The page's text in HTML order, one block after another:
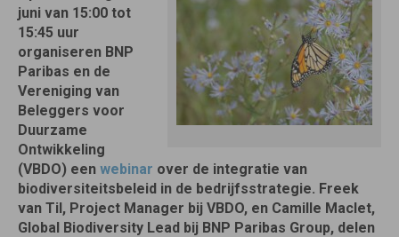
juni van 15:00 tot
15:45 uur
organiseren BNP
Paribas en de
Vereniging van
Beleggers voor
Duurzame
Ontwikkeling
(VBDO) een webinar over de integratie van
biodiversiteitsbeleid in de bedrijfsstrategie. Freek
van Til, Project Manager bij VBDO, en Camille Maclet,
Global Biodiversity Lead bij BNP Paribas Group, delen